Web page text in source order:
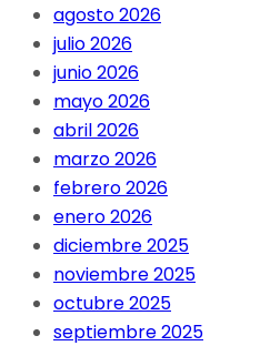
agosto 2026
julio 2026
junio 2026
mayo 2026
abril 2026
marzo 2026
febrero 2026
enero 2026
diciembre 2025
noviembre 2025
octubre 2025
septiembre 2025